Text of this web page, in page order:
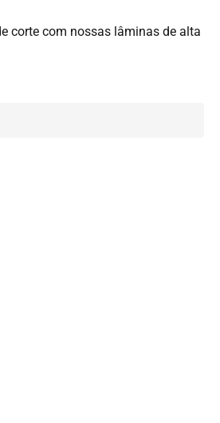
corte com nossas lâminas de alta